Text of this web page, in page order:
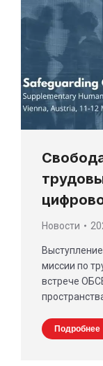
Новости
миссии по
встрече
Подробнее